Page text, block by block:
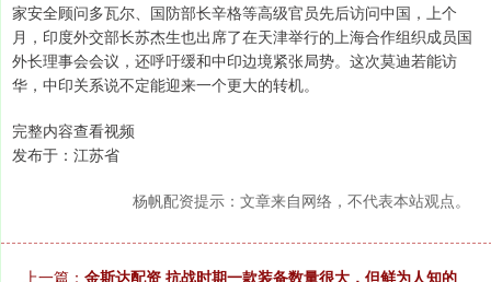
家安全顾问多瓦尔、国防部长辛格等高级官员先后访问中国，上个
月，印度外交部长苏杰生也出席了在天津举行的上海合作组织成员国
外长理事会会议，还呼吁缓和中印边境紧张局势。这次莫迪若能访
华，中印关系说不定能迎来一个更大的转机。
完整内容查看视频
发布于：江苏省
杨帆配资提示：文章来自网络，不代表本站观点。
上一篇： 金斯达配资 抗战时期一款装备数量很大，但鲜为人知的